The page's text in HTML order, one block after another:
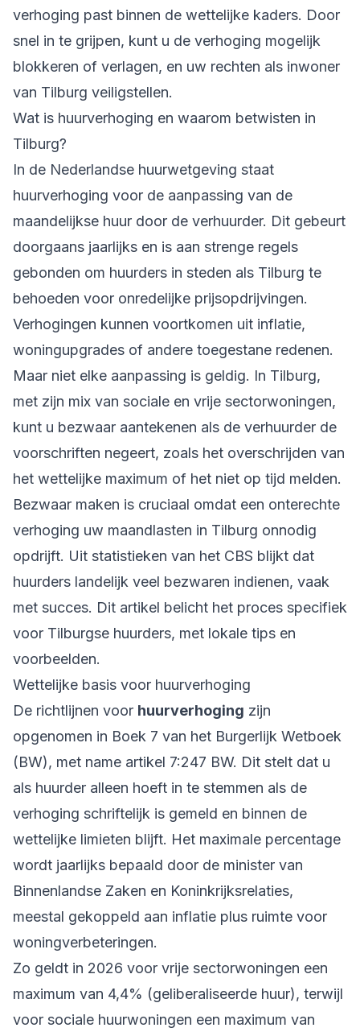
verhoging past binnen de wettelijke kaders. Door
snel in te grijpen, kunt u de verhoging mogelijk
blokkeren of verlagen, en uw rechten als inwoner
van Tilburg veiligstellen.
Wat is huurverhoging en waarom betwisten in
Tilburg?
In de Nederlandse huurwetgeving staat
huurverhoging voor de aanpassing van de
maandelijkse huur door de verhuurder. Dit gebeurt
doorgaans jaarlijks en is aan strenge regels
gebonden om huurders in steden als Tilburg te
behoeden voor onredelijke prijsopdrijvingen.
Verhogingen kunnen voortkomen uit inflatie,
woningupgrades of andere toegestane redenen.
Maar niet elke aanpassing is geldig. In Tilburg,
met zijn mix van sociale en vrije sectorwoningen,
kunt u bezwaar aantekenen als de verhuurder de
voorschriften negeert, zoals het overschrijden van
het wettelijke maximum of het niet op tijd melden.
Bezwaar maken is cruciaal omdat een onterechte
verhoging uw maandlasten in Tilburg onnodig
opdrijft. Uit statistieken van het CBS blijkt dat
huurders landelijk veel bezwaren indienen, vaak
met succes. Dit artikel belicht het proces specifiek
voor Tilburgse huurders, met lokale tips en
voorbeelden.
Wettelijke basis voor huurverhoging
De richtlijnen voor huurverhoging zijn
opgenomen in Boek 7 van het Burgerlijk Wetboek
(BW), met name artikel 7:247 BW. Dit stelt dat u
als huurder alleen hoeft in te stemmen als de
verhoging schriftelijk is gemeld en binnen de
wettelijke limieten blijft. Het maximale percentage
wordt jaarlijks bepaald door de minister van
Binnenlandse Zaken en Koninkrijksrelaties,
meestal gekoppeld aan inflatie plus ruimte voor
woningverbeteringen.
Zo geldt in 2026 voor vrije sectorwoningen een
maximum van 4,4% (geliberaliseerde huur), terwijl
voor sociale huurwoningen een maximum van